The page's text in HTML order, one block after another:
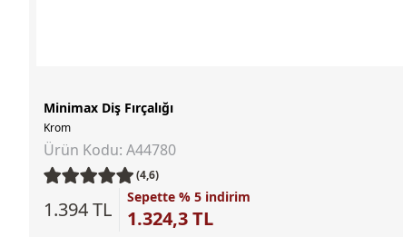
Minimax Diş Fırçalığı
Krom
Ürün Kodu: A44780
(4,6)
1.394 TL
Sepette % 5 indirim
1.324,3 TL